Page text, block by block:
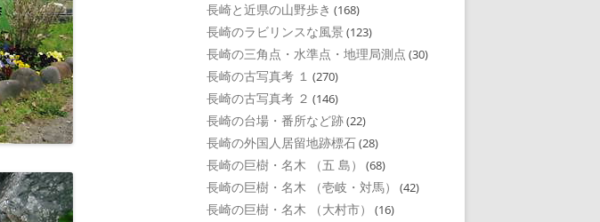
長崎と近県の山野歩き (168)
長崎のラビリンスな風景 (123)
長崎の三角点・水準点・地理局測点 (30)
長崎の古写真考 １ (270)
長崎の古写真考 ２ (146)
長崎の台場・番所など跡(22)
長崎の外国人居留地跡標石(28)
長崎の巨樹・名木 （五 島） (68)
長崎の巨樹・名木 （壱岐・対馬） (42)
長崎の巨樹・名木 （大村市） (16)